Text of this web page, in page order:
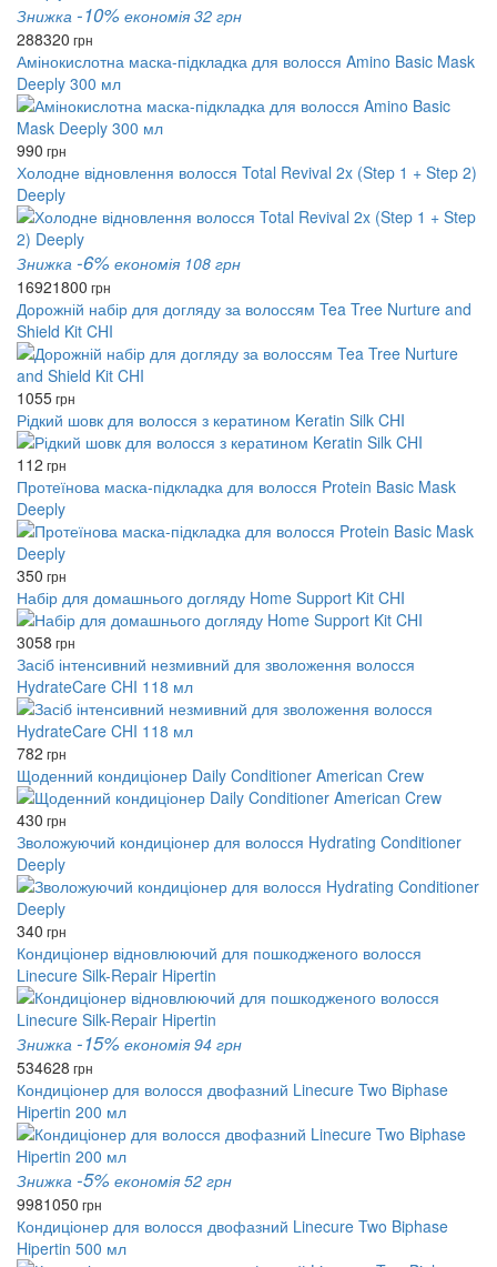
Знижка -10% економія 32 грн
288320 грн
Амінокислотна маска-підкладка для волосся Amino Basic Mask
Deeply 300 мл
990 грн
Холодне відновлення волосся Total Revival 2x (Step 1 + Step 2)
Deeply
Знижка -6% економія 108 грн
16921800 грн
Дорожній набір для догляду за волоссям Tea Tree Nurture and
Shield Kit CHI
1055грн
Рідкий шовк для волосся з кератином Keratin Silk CHI
112 грн
Протеїнова маска-підкладка для волосся Protein Basic Mask
Deeply
350 грн
Набір для домашнього догляду Home Support Kit CHI
3058 грн
Засіб інтенсивний незмивний для зволоження волосся
HydrateCare CHI 118 мл
782 грн
Щоденний кондиціонер Daily Conditioner American Crew
430 грн
Зволожуючий кондиціонер для волосся Hydrating Conditioner
Deeply
340 грн
Кондиціонер відновлюючий для пошкодженого волосся
Linecure Silk-Repair Hipertin
Знижка -15% економія 94 грн
534628 грн
Кондиціонер для волосся двофазний Linecure Two Biphase
Hipertin 200 мл
Знижка -5% економія 52 грн
9981050 грн
Кондиціонер для волосся двофазний Linecure Two Biphase
Hipertin 500 мл